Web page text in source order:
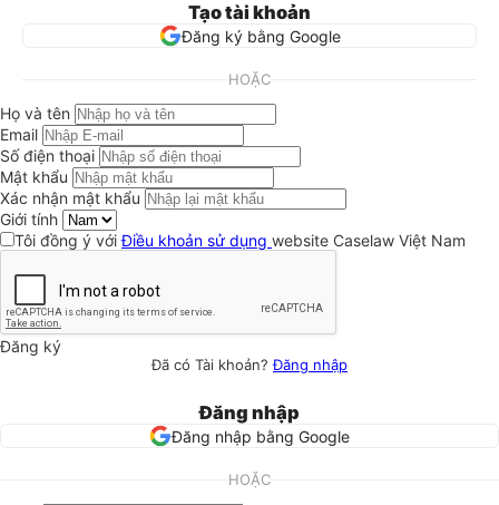
Tạo tài khoản
Đăng ký bằng Google
HOẶC
Họ và tên
Email
Số điện thoại
Mật khẩu
Xác nhận mật khẩu
Giới tính
Tôi đồng ý vớiĐiều khoản sử dụng website Caselaw Việt Nam
Đăng ký
Đã có Tài khoản?Đăng nhập
Đăng nhập
Đăng nhập bằng Google
HOẶC